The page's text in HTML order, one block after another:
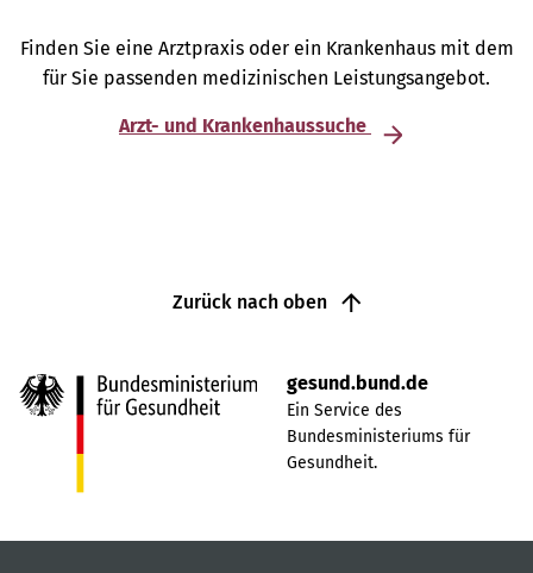
Finden Sie eine Arztpraxis oder ein Krankenhaus mit dem
für Sie passenden medizinischen Leistungsangebot.
Arzt- und Krankenhaussuche
Zurück nach oben
gesund.bund.de
Ein Service des
Bundesministeriums für
Gesundheit.